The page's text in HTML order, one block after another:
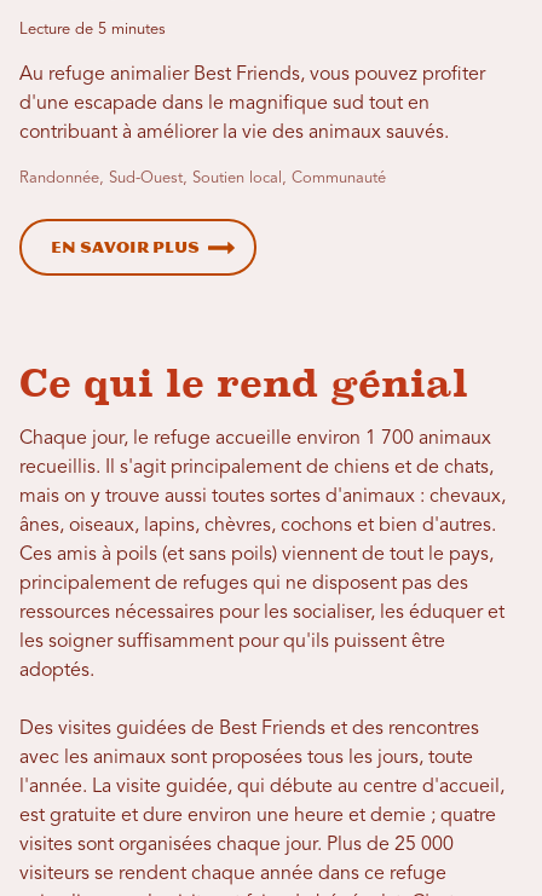
Lecture de 5 minutes
Au refuge animalier Best Friends, vous pouvez profiter
d'une escapade dans le magnifique sud tout en
contribuant à améliorer la vie des animaux sauvés.
Randonnée, Sud-Ouest, Soutien local, Communauté
En savoir plus
Ce qui le rend génial
Chaque jour, le refuge accueille environ 1 700 animaux
recueillis. Il s'agit principalement de chiens et de chats,
mais on y trouve aussi toutes sortes d'animaux : chevaux,
ânes, oiseaux, lapins, chèvres, cochons et bien d'autres.
Ces amis à poils (et sans poils) viennent de tout le pays,
principalement de refuges qui ne disposent pas des
ressources nécessaires pour les socialiser, les éduquer et
les soigner suffisamment pour qu'ils puissent être
adoptés.
Des visites guidées de Best Friends et des rencontres
avec les animaux sont proposées tous les jours, toute
l'année. La visite guidée, qui débute au centre d'accueil,
est gratuite et dure environ une heure et demie ; quatre
visites sont organisées chaque jour. Plus de 25 000
visiteurs se rendent chaque année dans ce refuge